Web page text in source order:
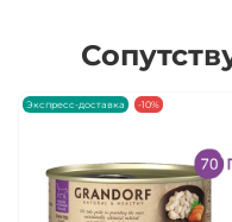
Экспресс-доставка -10%